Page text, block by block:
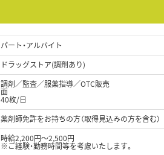
パート・アルバイト
ドラッグストア(調剤あり)
調剤／監査／服薬指導／OTC販売
面
40枚/日
薬剤師免許をお持ちの方（取得見込みの方を含む）
時給2,200円～2,500円
※ご経験・勤務時間等を考慮いたします。